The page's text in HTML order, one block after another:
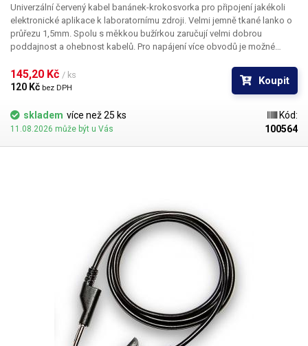
Univerzální červený kabel banánek-krokosvorka pro připojení jakékoli
elektronické aplikace k laboratornímu zdroji. Velmi jemně tkané lanko o
průřezu 1,5mm. Spolu s měkkou bužírkou zaručují velmi dobrou
poddajnost a ohebnost kabelů. Pro napájení více obvodů je možné
několika barevných provedeních pro rozlišení polarity: červená, černá,
modrá, žlutá, zelená.
145,20 Kč / ks
120 Kč bez DPH
Koupit
skladem více než 25 ks
11.08.2026 může být u Vás
Kód:
100564